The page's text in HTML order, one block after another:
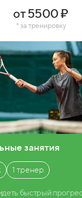
от 5500 ₽
* за тренировку
занятия
1 тренер
быстрый